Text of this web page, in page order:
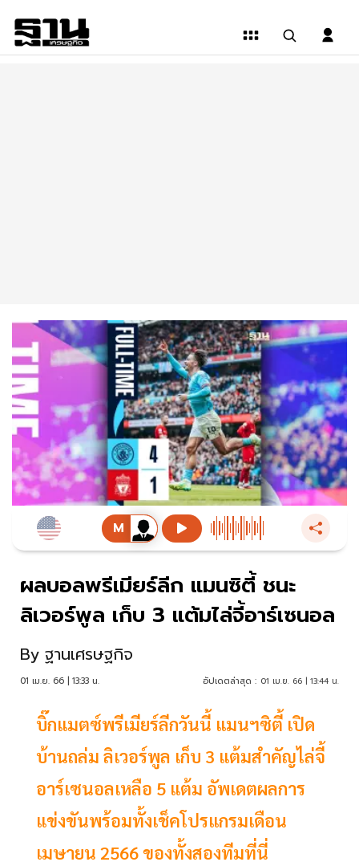
ผลบอลพรีเมียร์ลีก แมนซิตี้ ชนะ
ลิเวอร์พูล เก็บ 3 แต้มไล่จี้อาร์เซนอล
By ฐานเศรษฐกิจ
01 เม.ย. 66 | 13:33 น. อัปเดตล่าสุด : 01 เม.ย. 66 | 13:44 น.
บิ๊กแมตซ์พรีเมียร์ลีกวันนี้ แมนฯซิตี้ เปิด
บ้านถล่ม ลิเวอร์พูล เก็บ 3 แต้มสำคัญไล่จี้
อาร์เซนอลเหลือ 5 แต้ม อัพเดตผลการ
แข่งขันพร้อมทั้งเช็คโปรแกรมเดือน
เมษายน 2566 ของทั้งสองทีมที่นี่